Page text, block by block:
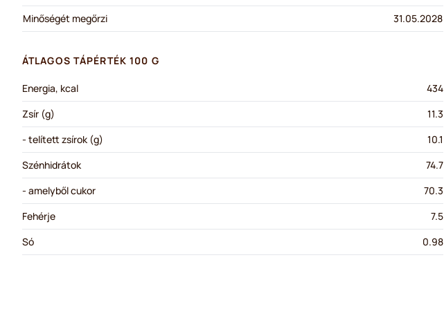
Minőségét megőrzi
31.05.2028
ÁTLAGOS TÁPÉRTÉK 100 G
Energia, kcal
434
Zsír (g)
11.3
- telített zsírok (g)
10.1
Szénhidrátok
74.7
- amelyből cukor
70.3
Fehérje
7.5
Só
0.98